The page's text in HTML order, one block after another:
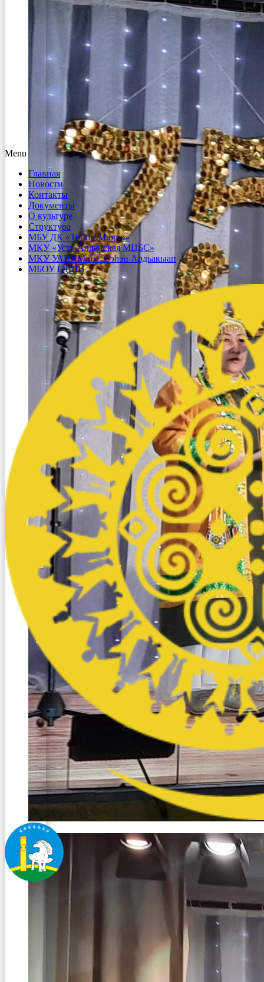
Menu
Главная
Новости
Контакты
Документы
О культуре
Структура
МБУ ДК «Тойон Мюрю»
МКУ «Усть-Алданская МЦБС»
МКУ УАИКМ им. Сэһэн Ардьакыап
МБОУ БДШИ